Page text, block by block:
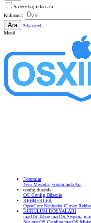
Sadece başlıkları ara
Kullanıcı:
Ara
Advanced...
Menü
Forumlar
Yeni Mesajlar Forumlarda Ara
confıg düzenle
OC Config Düzenle
REHBERLER
OpenCore Rehberler Clover
KURULUM DOSYALARI
macOS Tahoe macOS Sequoia